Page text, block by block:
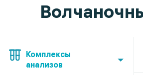
Комплексы
анализов